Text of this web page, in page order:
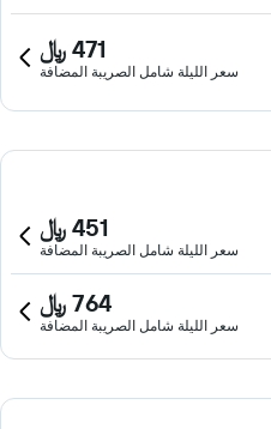
471 ﷼
سعر الليلة شامل الصريبة المضافة
451 ﷼
سعر الليلة شامل الصريبة المضافة
764 ﷼
سعر الليلة شامل الصريبة المضافة